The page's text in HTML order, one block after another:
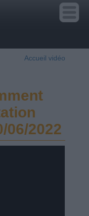
Accueil vidéo
06/2022